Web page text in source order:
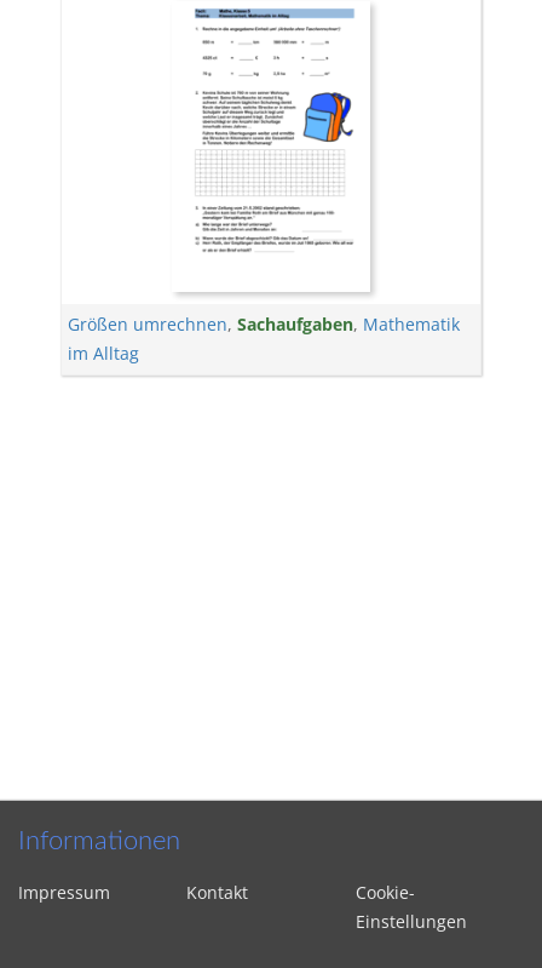
Größen umrechnen, Sachaufgaben, Mathematik
im Alltag
Informationen
Impressum Kontakt
Cookie-
Einstellungen